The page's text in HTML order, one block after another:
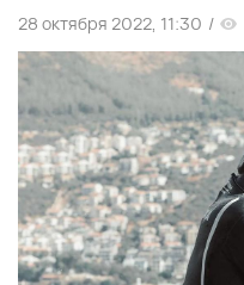
28 октября 2022, 11:30 /